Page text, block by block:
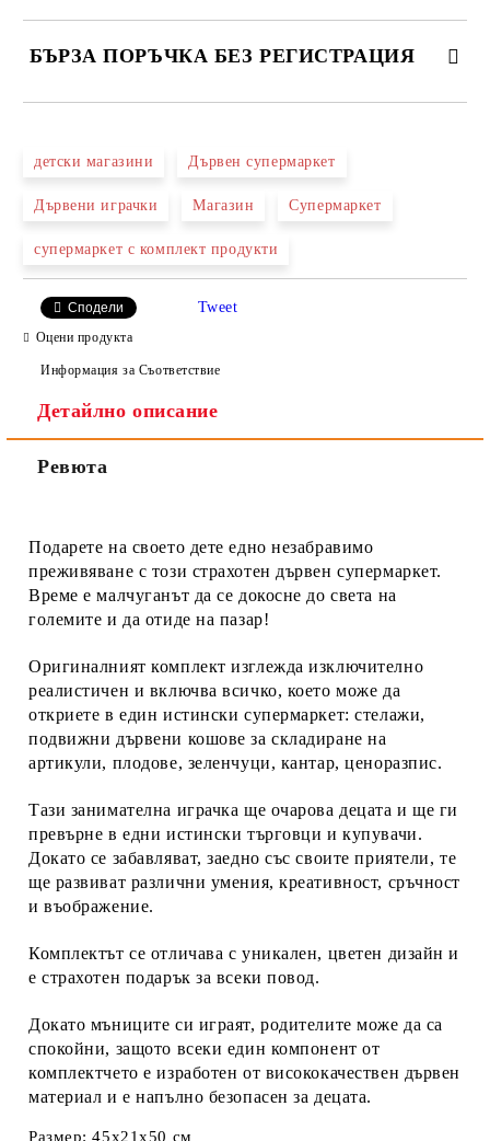
БЪРЗА ПОРЪЧКА БЕЗ РЕГИСТРАЦИЯ
детски магазини Дървен супермаркет
Дървени играчки Магазин Супермаркет
супермаркет с комплект продукти
Сподели Tweet
Оцени продукта
Информация за Съответствие
Детайлно описание
Ревюта
Подарете на своето дете едно незабравимо
преживяване с този страхотен дървен супермаркет.
Време е малчуганът да се докосне до света на
големите и да отиде на пазар!
Оригиналният комплект изглежда изключително
реалистичен и включва всичко, което може да
откриете в един истински супермаркет: стелажи,
подвижни дървени кошове за складиране на
артикули, плодове, зеленчуци, кантар, ценоразпис.
Тази занимателна играчка ще очарова децата и ще ги
превърне в едни истински търговци и купувачи.
Докато се забавляват, заедно със своите приятели, те
ще развиват различни умения, креативност, сръчност
и въображение.
Комплектът се отличава с уникален, цветен дизайн и
е страхотен подарък за всеки повод.
Докато мъниците си играят, родителите може да са
спокойни, защото всеки един компонент от
комплектчето е изработен от висококачествен дървен
материал и е напълно безопасен за децата.
Размер: 45x21x50 см